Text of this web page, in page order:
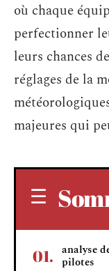
où chaque
perfectionner
leurs chances
réglages de la
majeures qui
analyse
pilotes